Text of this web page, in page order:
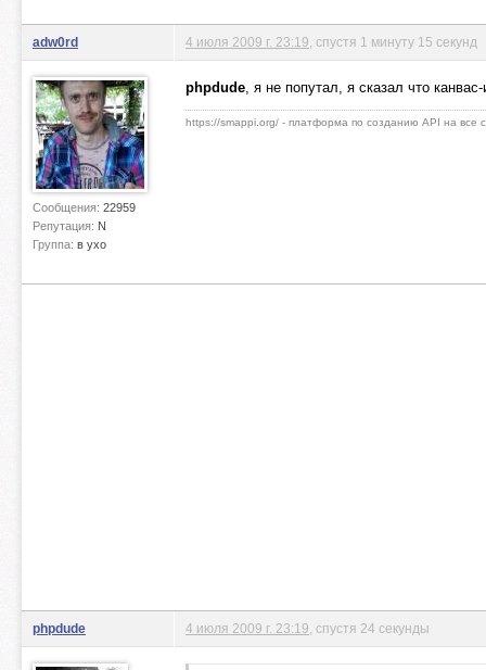
adw0rd
Сообщения: 22959
Репутация: N
Группа: в ухо
4 июля 2009 г. 23:19 , спустя 1 минуту 15 секунд
phpdude, я не попутал, я сказал что
https://smappi.org/ - платформа по созданию API на все
phpdude 4 июля 2009 г. 23:19 , спустя 24 секунды